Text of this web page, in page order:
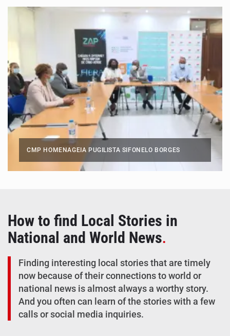
CMP HOMENAGEIA PUGILISTA SIFONELO BORGES
How to find Local Stories in
National and World News.
Finding interesting local stories that are timely
now because of their connections to world or
national news is almost always a worthy story.
And you often can learn of the stories with a few
calls or social media inquiries.